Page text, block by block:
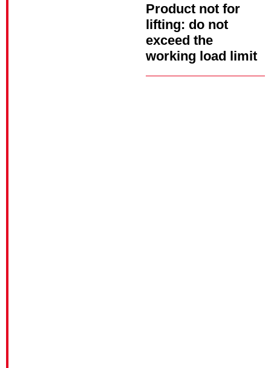
Product not for
lifting: do not
exceed the
working load limit